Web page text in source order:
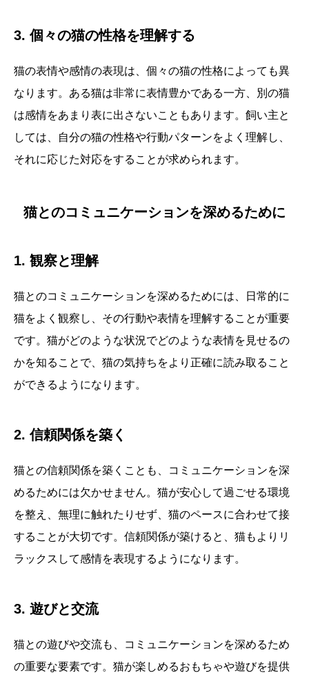
3. 個々の猫の性格を理解する
猫の表情や感情の表現は、個々の猫の性格によっても異
なります。ある猫は非常に表情豊かである一方、別の猫
は感情をあまり表に出さないこともあります。飼い主と
しては、自分の猫の性格や行動パターンをよく理解し、
それに応じた対応をすることが求められます。
猫とのコミュニケーションを深めるために
1. 観察と理解
猫とのコミュニケーションを深めるためには、日常的に
猫をよく観察し、その行動や表情を理解することが重要
です。猫がどのような状況でどのような表情を見せるの
かを知ることで、猫の気持ちをより正確に読み取ること
ができるようになります。
2. 信頼関係を築く
猫との信頼関係を築くことも、コミュニケーションを深
めるためには欠かせません。猫が安心して過ごせる環境
を整え、無理に触れたりせず、猫のペースに合わせて接
することが大切です。信頼関係が築けると、猫もよりリ
ラックスして感情を表現するようになります。
3. 遊びと交流
猫との遊びや交流も、コミュニケーションを深めるため
の重要な要素です。猫が楽しめるおもちゃや遊びを提供